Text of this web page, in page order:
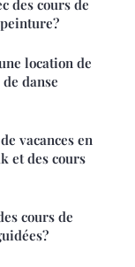
des cours de
location de
danse
vacances en
et des cours
cours de